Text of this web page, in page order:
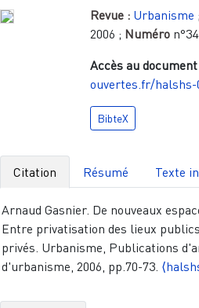
Revue : Urbanisme ;
2006 ; Numéro
Accès au
ouvertes.fr/halshs-
BibteX
Citation Résumé Texte
Arnaud Gasnier. De nouveaux
Entre privatisation des lieux
privés. Urbanisme, Publications
d'urbanisme, 2006, pp.70-73.